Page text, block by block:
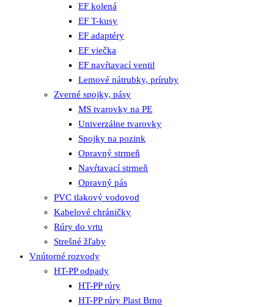
EF kolená
EF T-kusy
EF adaptéry
EF viečka
EF navŕtavací ventil
Lemové nátrubky, príruby
Zverné spojky, pásy
MS tvarovky na PE
Univerzálne tvarovky
Spojky na pozink
Opravný strmeň
Navŕtavací strmeň
Opravný pás
PVC tlakový vodovod
Kabelové chráničky
Rúry do vrtu
Strešné žľaby
Vnútorné rozvody
HT-PP odpady
HT-PP rúry
HT-PP rúry Plast Brno